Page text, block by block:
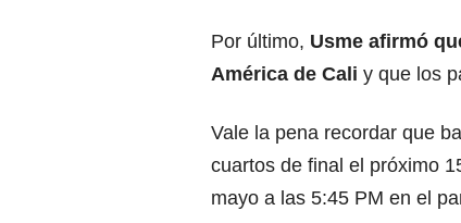
Por último, Usme afirmó
América de Cali y que los
Vale la pena recordar que
cuartos de final el próximo
mayo a las 5:45 PM en el